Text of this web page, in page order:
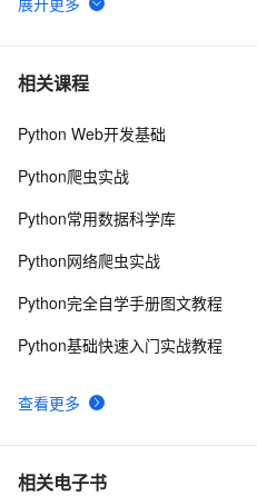
6 python join 和 split的常用使用
7 python 模块初始
8 python中使用and和or来实现其
10Python PIL远程命令执行漏洞
相关课程
查看更多
Python Web开发基础
Python爬虫实战
Python常用数据科学库
Python网络爬虫实战
Python完全自学手册图文教程
Python基础快速入门实战教程
相关电子书